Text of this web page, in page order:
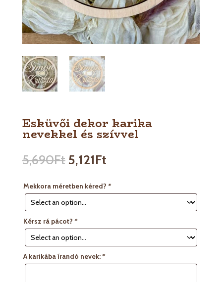
Esküvői dekor karika
nevekkel és szívvel
5,690Ft 5,121Ft
Mekkora méretben kéred? *
Kérsz rá pácot? *
A karikába írandó nevek:*